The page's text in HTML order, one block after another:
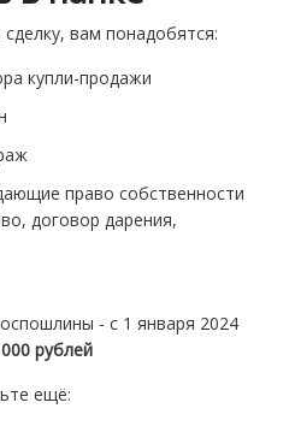
вам понадобятся:
купли-продажи
право собственности
договор дарения,
- с 1 января 2024
рублей
ещё: